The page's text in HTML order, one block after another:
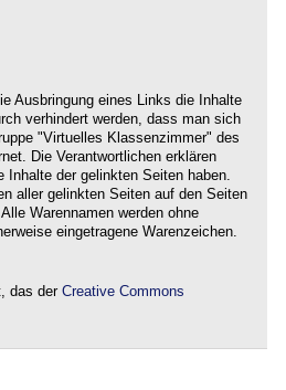
Ausbringung eines Links die Inhalte
verhindert werden, dass man sich
"Virtuelles Klassenzimmer" des
Die Verantwortlichen erklären
der gelinkten Seiten haben.
aller gelinkten Seiten auf den Seiten
Warennamen werden ohne
eingetragene Warenzeichen.
das der Creative Commons